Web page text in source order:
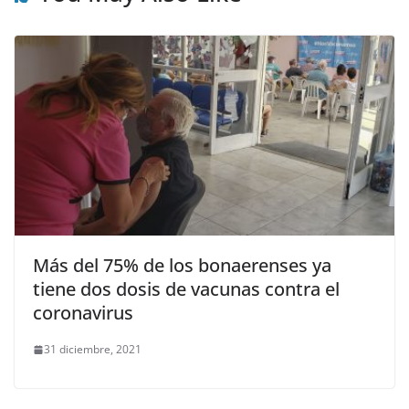
Más del 75% de los bonaerenses ya
tiene dos dosis de vacunas contra el
coronavirus
31 diciembre, 2021